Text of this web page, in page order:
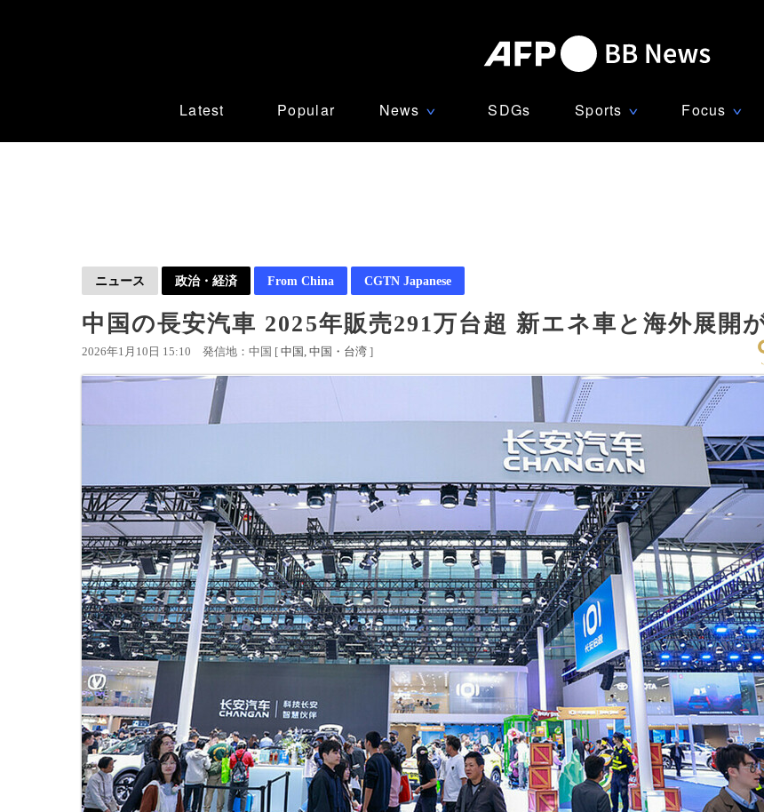
Latest Popular News ∨ SDGs Sports ∨ Focus ∨
ニュース 政治・経済 From China CGTN Japanese
中国の長安汽車 2025年販売291万台超 新エネ車と海外展開
2026年1月10日 15:10 発信地：中国 [ 中国 中国・台湾 ]